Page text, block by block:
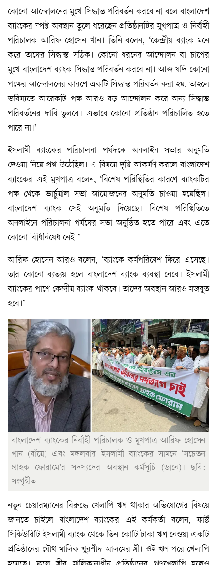
কোনো আন্দোলনের মুখে সিদ্ধান্ত পরিবর্তন করবে না বলে বাংলাদেশ
ব্যাংকের স্পষ্ট অবস্থান তুলে ধরেছেন প্রতিষ্ঠানটির মুখপাত্র ও নির্বাহী
পরিচালক আরিফ হোসেন খান। তিনি বলেন, ‘কেন্দ্রীয় ব্যাংক মনে
করে তাদের সিদ্ধান্ত সঠিক। কোনো ধরনের আন্দোলন বা চাপের
মুখে বাংলাদেশ ব্যাংক সিদ্ধান্ত পরিবর্তন করবে না। আজ যদি কোনো
পক্ষের আন্দোলনের কারণে একটি সিদ্ধান্ত পরিবর্তন করা হয়, তাহলে
ভবিষ্যতে আরেকটি পক্ষ আরও বড় আন্দোলন করে অন্য সিদ্ধান্ত
পরিবর্তনের দাবি তুলবে। এভাবে কোনো প্রতিষ্ঠান পরিচালিত হতে
পারে না।’
ইসলামী ব্যাংকের পরিচালনা পর্ষদকে অনলাইন সভার অনুমতি
দেওয়া নিয়ে প্রশ্ন উঠেছিল। এ বিষয়ে দৃষ্টি আকর্ষণ করলে বাংলাদেশ
ব্যাংকের এই মুখপাত্র বলেন, ‘বিশেষ পরিস্থিতির কারণে ব্যাংকটির
পক্ষ থেকে ভার্চুয়াল সভা আয়োজনের অনুমতি চাওয়া হয়েছিল।
বাংলাদেশ ব্যাংক সেই অনুমতি দিয়েছে। বিশেষ পরিস্থিতিতে
অনলাইনে পরিচালনা পর্ষদের সভা অনুষ্ঠিত হতে পারে এবং এতে
কোনো বিধিনিষেধ নেই।’
আরিফ হোসেন আরও বলেন, ‘ব্যাংকে কর্মপরিবেশ ফিরে এসেছে।
তার কোনো ব্যত্যয় হলে বাংলাদেশ ব্যাংক ব্যবস্থা নেবে। ইসলামী
ব্যাংকের পাশে কেন্দ্রীয় ব্যাংক থাকবে। তাদের অবস্থান আরও মজবুত
হবে।’
বাংলাদেশ ব্যাংকের নির্বাহী পরিচালক ও মুখপাত্র আরিফ হোসেন
খান (বাঁয়ে) এবং মঙ্গলবার ইসলামী ব্যাংকের সামনে ‘সচেতন
গ্রাহক ফোরামে’র সদস্যদের অবস্থান কর্মসূচি (ডানে)। ছবি:
সংগৃহীত
নতুন চেয়ারম্যানের বিরুদ্ধে খেলাপি ঋণ থাকার অভিযোগের বিষয়ে
জানতে চাইলে বাংলাদেশ ব্যাংকের এই কর্মকর্তা বলেন, ফার্স্ট
সিকিউরিটি ইসলামী ব্যাংক থেকে তিন কোটি টাকা ঋণ নেওয়া একটি
প্রতিষ্ঠানের যৌথ মালিক খুরশীদ আলমের স্ত্রী। ওই ঋণ পরে খেলাপি